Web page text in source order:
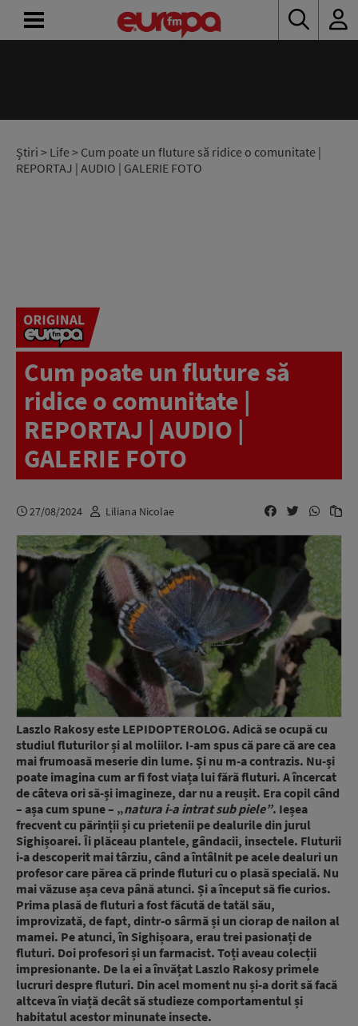
Știri > Life> Cum poate un fluture să ridice o comunitate |
REPORTAJ | AUDIO | GALERIE FOTO
Cum poate un fluture să
ridice o comunitate |
REPORTAJ | AUDIO |
GALERIE FOTO
27/08/2024 Liliana Nicolae
Laszlo Rakosy este LEPIDOPTEROLOG. Adică se ocupă cu
studiul fluturilor și al moliilor. I-am spus că pare că are cea
mai frumoasă meserie din lume. Și nu m-a contrazis. Nu-și
poate imagina cum ar fi fost viața lui fără fluturi. A încercat
de câteva ori să-și imagineze, dar nu a reușit. Era copil când
– așa cum spune – „natura i-a intrat sub piele”. Ieșea
frecvent cu părinții și cu prietenii pe dealurile din jurul
Sighișoarei. Îi plăceau plantele, gândacii, insectele. Fluturii
i-a descoperit mai târziu, când a întâlnit pe acele dealuri un
profesor care părea că prinde fluturi cu o plasă specială. Nu
mai văzuse așa ceva până atunci. Și a început să fie curios.
Prima plasă de fluturi a fost făcută de tatăl său,
improvizată, de fapt, dintr-o sârmă și un ciorap de nailon al
mamei. Pe atunci, în Sighișoara, erau trei pasionați de
fluturi. Doi profesori și un farmacist. Toți aveau colecții
impresionante. De la ei a învățat Laszlo Rakosy primele
lucruri despre fluturi. Din acel moment nu și-a dorit să facă
altceva în viață decât să studieze comportamentul și
habitatul acestor minunate insecte.
RADIO